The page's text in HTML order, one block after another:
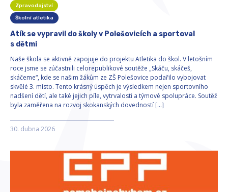
Zpravodajství
Školní atletika
Atík se vypravil do školy v Polešovicích a sportoval
s dětmi
Naše škola se aktivně zapojuje do projektu Atletika do škol. V letošním
roce jsme se zúčastnili celorepublikové soutěže „Skáču, skáčeš,
skáčeme“, kde se našim žákům ze ZŠ Polešovice podařilo vybojovat
skvělé 3. místo. Tento krásný úspěch je výsledkem nejen sportovního
nadšení dětí, ale také jejich píle, vytrvalosti a týmové spolupráce. Soutěž
byla zaměřena na rozvoj skokanských dovedností […]
30. dubna 2026